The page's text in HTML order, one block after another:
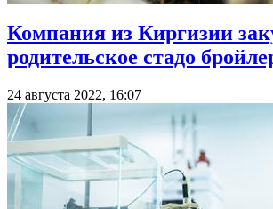
Компания из Киргизии
родительское стадо
24 августа 2022, 16:07